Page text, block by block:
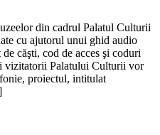
din cadrul Palatul Culturii
cu ajutorul unui ghid audio
căşti, cod de acces şi coduri
vizitatorii Palatului Culturii vor
proiectul, intitulat